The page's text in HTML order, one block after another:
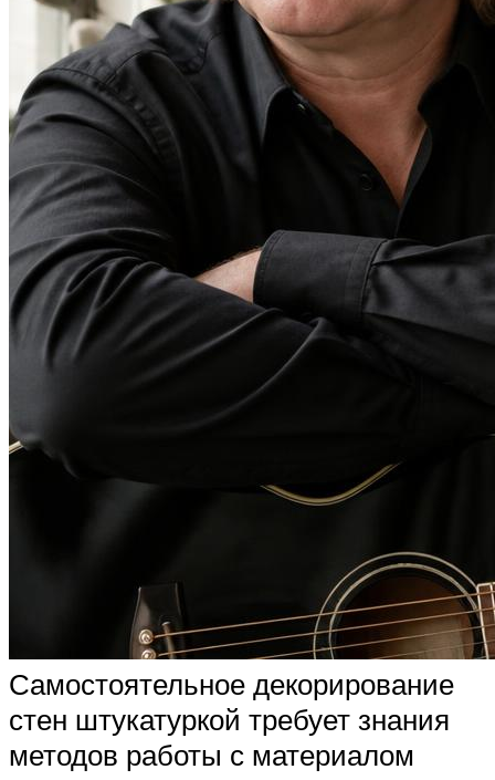
Самостоятельное декорирование
стен штукатуркой требует знания
методов работы с материалом